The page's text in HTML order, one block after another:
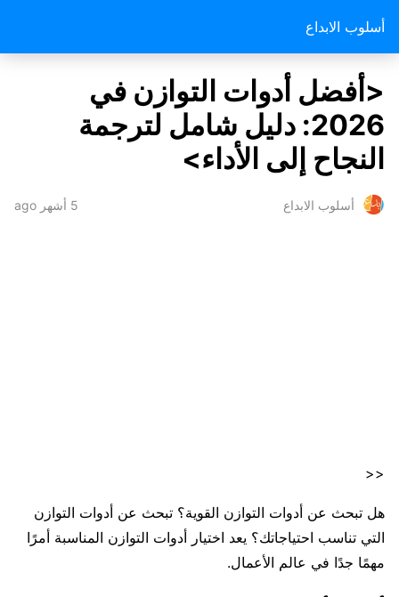
أسلوب الابداع
<أفضل أدوات التوازن في
2026: دليل شامل لترجمة
النجاح إلى الأداء>
أسلوب الابداع 5 أشهر ago
<<
هل تبحث عن أدوات التوازن القوية؟ تبحث عن أدوات التوازن
التي تناسب احتياجاتك؟ يعد اختيار أدوات التوازن المناسبة أمرًا
مهمًا جدًا في عالم الأعمال.